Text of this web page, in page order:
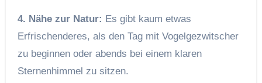
4. Nähe zur Natur: Es gibt kaum etwas
Erfrischenderes, als den Tag mit Vogelgezwitscher
zu beginnen oder abends bei einem klaren
Sternenhimmel zu sitzen.